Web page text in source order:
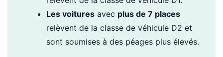
Les voitures avec plus de 7 places
relèvent de la classe de véhicule D2 et
sont soumises à des péages plus élevés.